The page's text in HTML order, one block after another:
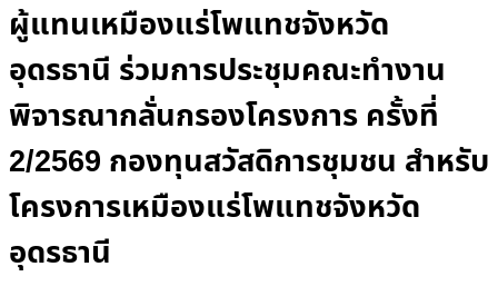
ผู้แทนเหมืองแร่โพแทชจังหวัด
อุดรธานี ร่วมการประชุมคณะทำงาน
พิจารณากลั่นกรองโครงการ ครั้งที่
2/2569 กองทุนสวัสดิการชุมชน สำหรับ
โครงการเหมืองแร่โพแทชจังหวัด
อุดรธานี